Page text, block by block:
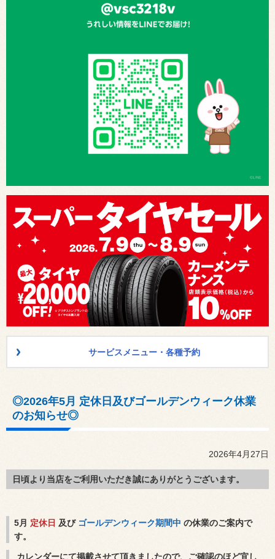
サービスメニュー・各種予約
◎2026年5月 定休日及びゴールデンウィーク休業
のお知らせ◎
2026年4月27日
日頃より当店をご利用いただき誠にありがとうございます。
5月 定休日 及び ゴールデンウィーク期間中 の休業のご案内で
す。
カレンダーにて掲載させて頂きましたので、ご確認のほど宜し